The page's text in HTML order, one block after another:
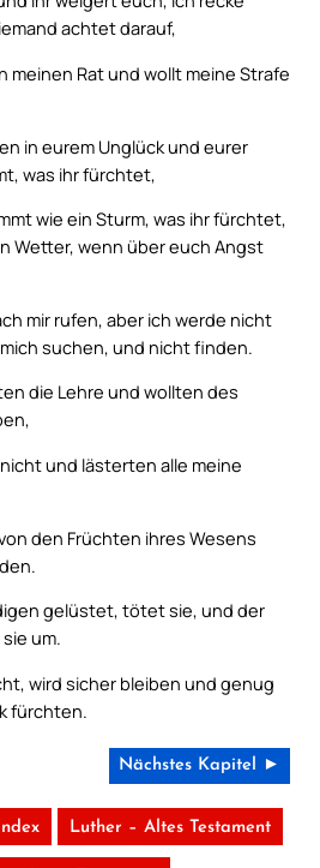
achtet darauf,
meinen Rat und wollt meine Strafe
in eurem Unglück und eurer
was ihr fürchtet,
wie ein Sturm, was ihr fürchtet,
Wetter, wenn über euch Angst
mir rufen, aber ich werde nicht
suchen, und nicht finden.
die Lehre und wollten des
und lästerten alle meine
den Früchten ihres Wesens
gelüstet, tötet sie, und der
um.
wird sicher bleiben und genug
fürchten.
Nächstes Kapitel ►
Luther – Altes Testament